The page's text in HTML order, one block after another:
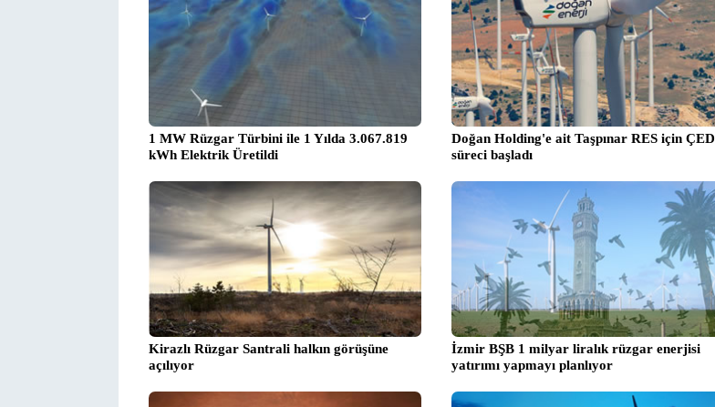
1 MW Rüzgar Türbini ile 1 Yılda 3.067.819
kWh Elektrik Üretildi
Doğan Holding'e ait Taşpınar RES için ÇED
süreci başladı
Kirazlı Rüzgar Santrali halkın görüşüne
açılıyor
İzmir BŞB 1 milyar liralık rüzgar enerjisi
yatırımı yapmayı planlıyor